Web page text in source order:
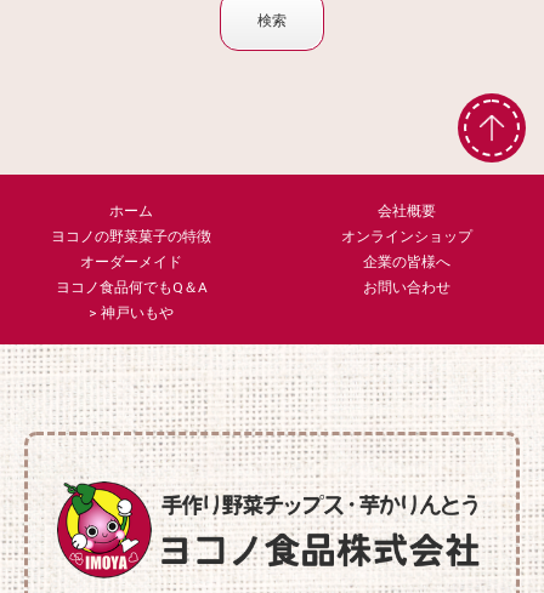
ホーム
会社概要
ヨコノの野菜菓子の特徴
オンラインショップ
オーダーメイド
企業の皆様へ
ヨコノ食品何でもQ＆A
お問い合わせ
> 神戸いもや